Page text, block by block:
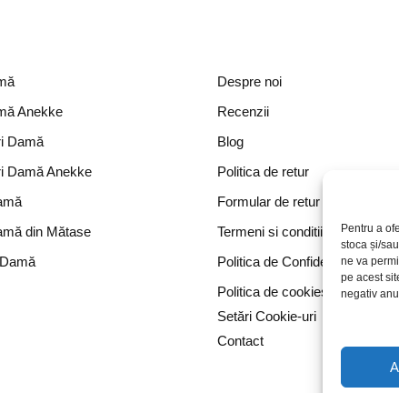
Pentru a
stoca și/
ne va
pe acest
negativ
Anekke
Damă
Damă Anekke
din Mătase
Despre noi
Recenzii
Blog
Politica de retur
Formular de retur
Termeni si conditii
Politica de Confidențialitate
Politica de cookies
Setări Cookie-uri
Contact